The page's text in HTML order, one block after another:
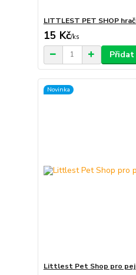
LITTLEST PET SHOP
15 Kč/ks
Novinka
Littlest Pet Shop pro